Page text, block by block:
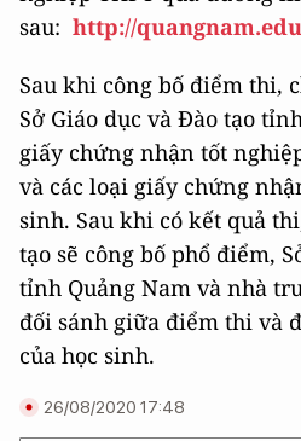
sau: http://
Sau khi công bố điểm thi,
Sở Giáo dục và Đào tạo
giấy chứng nhận tốt
và các loại giấy chứng
sinh. Sau khi có kết quả
tạo sẽ công bố phổ điểm,
tỉnh Quảng Nam và nhà
đối sánh giữa điểm thi và
của học sinh.
26/08/2020 17:48